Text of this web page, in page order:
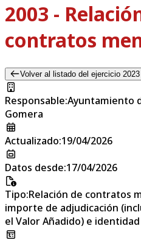
2003 -
contratos
Volver al listado del ejercicio 2023
Responsable:Ayuntamiento
Gomera
Actualizado:19/04/2026
Datos desde:17/04/2026
Tipo:Relación de contratos
importe de adjudicación
el Valor Añadido) e